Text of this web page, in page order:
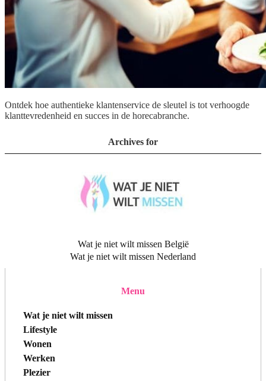
Ontdek hoe authentieke klantenservice de sleutel is tot verhoogde
klanttevredenheid en succes in de horecabranche.
Archives for
Wat je niet wilt missen België
Wat je niet wilt missen Nederland
Menu
Wat je niet wilt missen
Lifestyle
Wonen
Werken
Plezier